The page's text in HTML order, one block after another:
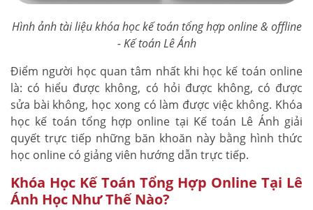
Hình ảnh tài liệu khóa học kế toán tổng hợp online & offline
- Kế toán Lê Ánh
Điểm người học quan tâm nhất khi học kế toán online
là: có hiểu được không, có hỏi được không, có được
sửa bài không, học xong có làm được việc không. Khóa
học kế toán tổng hợp online tại Kế toán Lê Ánh giải
quyết trực tiếp những băn khoăn này bằng hình thức
học online có giảng viên hướng dẫn trực tiếp.
Khóa Học Kế Toán Tổng Hợp Online Tại Lê
Ánh Học Như Thế Nào?